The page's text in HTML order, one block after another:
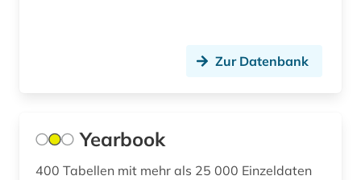
bundesamt (1)
Schweiz (5)
Zur Datenbank
Yearbook
400 Tabellen mit mehr als 25 000 Einzeldaten